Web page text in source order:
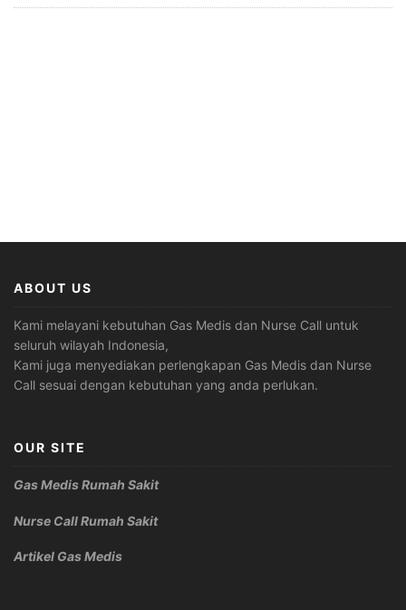
ABOUT US
Kami melayani kebutuhan Gas Medis dan Nurse Call untuk
seluruh wilayah Indonesia,
Kami juga menyediakan perlengkapan Gas Medis dan Nurse
Call sesuai dengan kebutuhan yang anda perlukan.
OUR SITE
Gas Medis Rumah Sakit
Nurse Call Rumah Sakit
Artikel Gas Medis